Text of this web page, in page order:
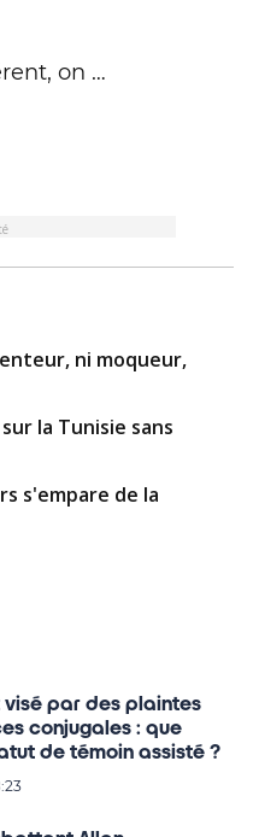
on …
ni moqueur,
la Tunisie sans
s'empare de la
par des plaintes
conjugales : que
de témoin assisté ?